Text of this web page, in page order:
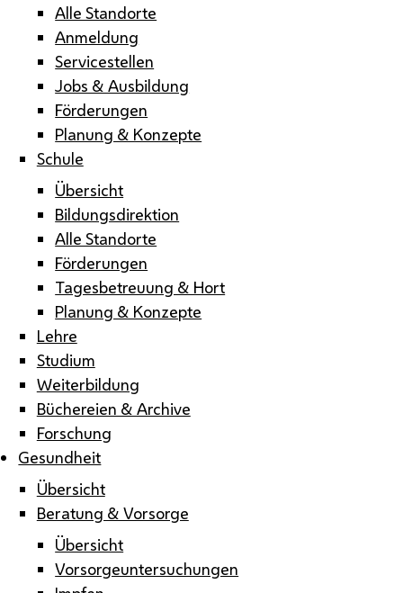
Alle Standorte
Anmeldung
Servicestellen
Jobs & Ausbildung
Förderungen
Planung & Konzepte
Schule
Übersicht
Bildungsdirektion
Alle Standorte
Förderungen
Tagesbetreuung & Hort
Planung & Konzepte
Lehre
Studium
Weiterbildung
Büchereien & Archive
Forschung
Gesundheit
Übersicht
Beratung & Vorsorge
Übersicht
Vorsorgeuntersuchungen